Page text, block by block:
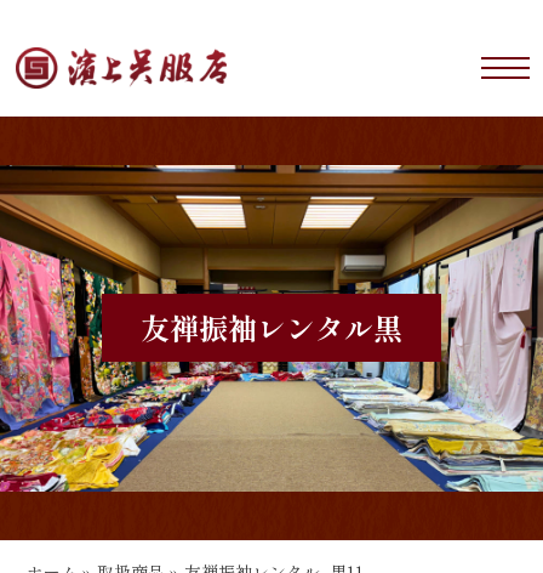
友禅振袖レンタル黒